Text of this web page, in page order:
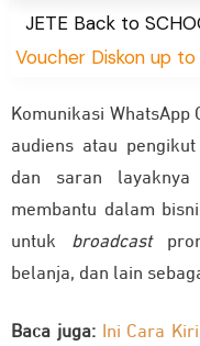
JETE Back to
Voucher Diskon up
Komunikasi
audiens atau
dan saran layaknya
membantu dalam
untuk broadcast
belanja, dan lain
Baca juga: Ini Cara